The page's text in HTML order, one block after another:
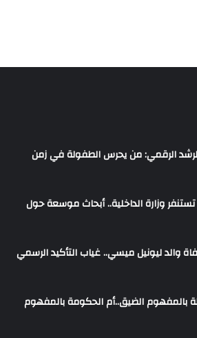
الرقمي: من يحرس الطفولة في زمن
وزارة الداخلية.. أبحاث موسعة حول
والد ليونيل ميسي.. غياب التأكيد الرسمي
بالمفهوم الضيق..أم الحكومة بالمفهوم